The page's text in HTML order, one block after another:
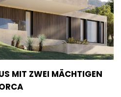
MIT ZWEI MÄCHTIGEN